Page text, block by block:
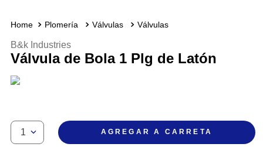
Plomería Válvulas Válvulas
B&k Industries
Válvula de Bola 1 Plg de Latón
1 AGREGAR A CARRETA